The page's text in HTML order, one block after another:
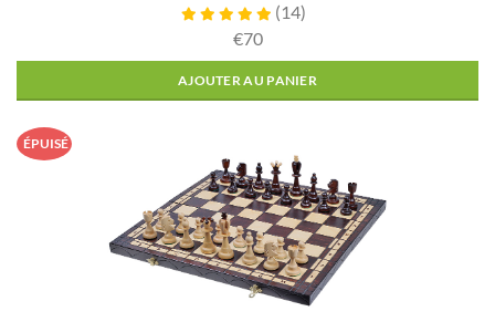
(14)
€70
AJOUTER AU PANIER
ÉPUISÉ